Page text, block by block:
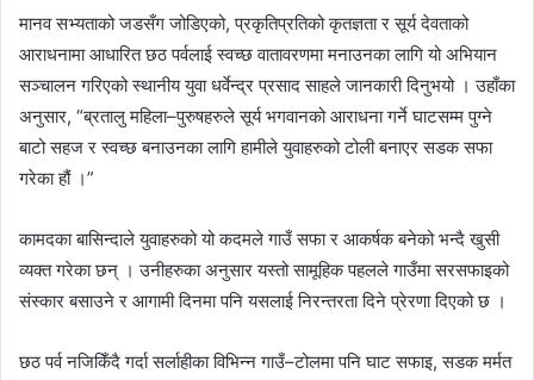
मानव सभ्यताको जडसँग जोडिएको, प्रकृतिप्रतिको कृतज्ञता र सूर्य देवताको
आराधनामा आधारित छठ पर्वलाई स्वच्छ वातावरणमा मनाउनका लागि यो अभियान
सञ्चालन गरिएको स्थानीय युवा धर्वेन्द्र प्रसाद साहले जानकारी दिनुभयो । उहाँका
अनुसार, “ब्रतालु महिला–पुरुषहरुले सूर्य भगवानको आराधना गर्ने घाटसम्म पुग्ने
बाटो सहज र स्वच्छ बनाउनका लागि हामीले युवाहरुको टोली बनाएर सडक सफा
गरेका हौं ।”
कामदका बासिन्दाले युवाहरुको यो कदमले गाउँ सफा र आकर्षक बनेको भन्दै खुसी
व्यक्त गरेका छन् । उनीहरुका अनुसार यस्तो सामूहिक पहलले गाउँमा सरसफाइको
संस्कार बसाउने र आगामी दिनमा पनि यसलाई निरन्तरता दिने प्रेरणा दिएको छ ।
छठ पर्व नजिकिँदै गर्दा सर्लाहीका विभिन्न गाउँ–टोलमा पनि घाट सफाइ, सडक मर्मत